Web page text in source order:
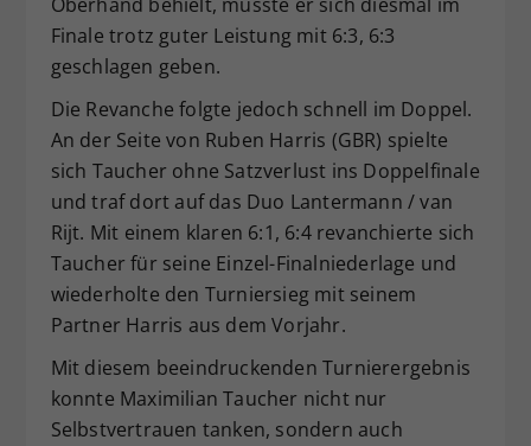
Finale trotz guter Leistung mit 6:3, 6:3
geschlagen geben.
Die Revanche folgte jedoch schnell im Doppel.
An der Seite von Ruben Harris (GBR) spielte
sich Taucher ohne Satzverlust ins Doppelfinale
und traf dort auf das Duo Lantermann / van
Rijt. Mit einem klaren 6:1, 6:4 revanchierte sich
Taucher für seine Einzel-Finalniederlage und
wiederholte den Turniersieg mit seinem
Partner Harris aus dem Vorjahr.
Mit diesem beeindruckenden Turnierergebnis
konnte Maximilian Taucher nicht nur
Selbstvertrauen tanken, sondern auch